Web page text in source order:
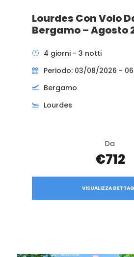
Lourdes Con Volo
Bergamo – Agosto
4 giorni - 3 notti
Periodo: 03/08/2026 -
Bergamo
Lourdes
Da
€712
VISUALIZZA